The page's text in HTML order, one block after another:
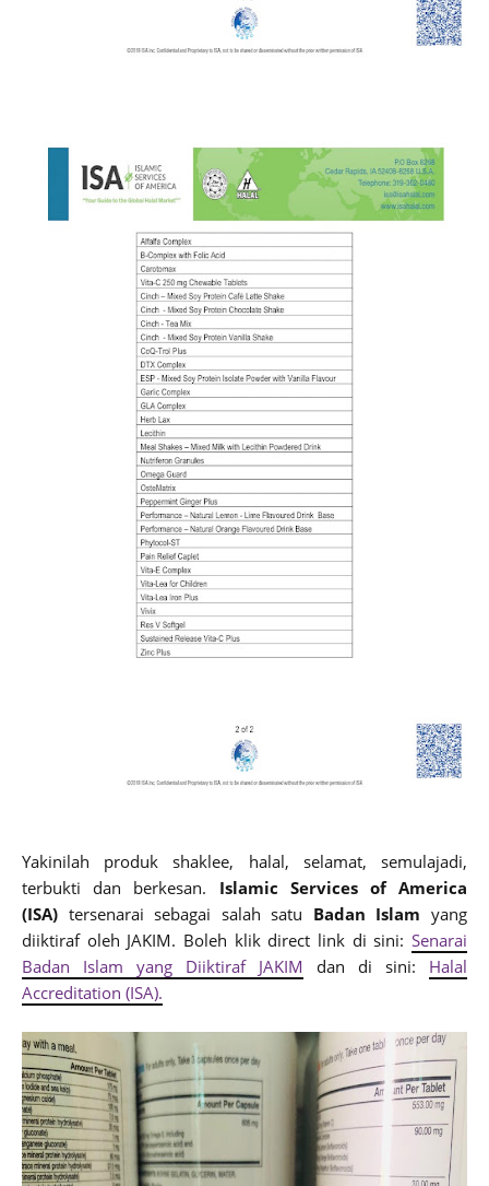
Yakinilah produk shaklee, halal, selamat, semulajadi,
terbukti dan berkesan. Islamic Services of America
(ISA) tersenarai sebagai salah satu Badan Islam yang
diiktiraf oleh JAKIM. Boleh klik direct link di sini: Senarai
Badan Islam yang Diiktiraf JAKIM
dan di sini:
Halal
Accreditation (ISA).